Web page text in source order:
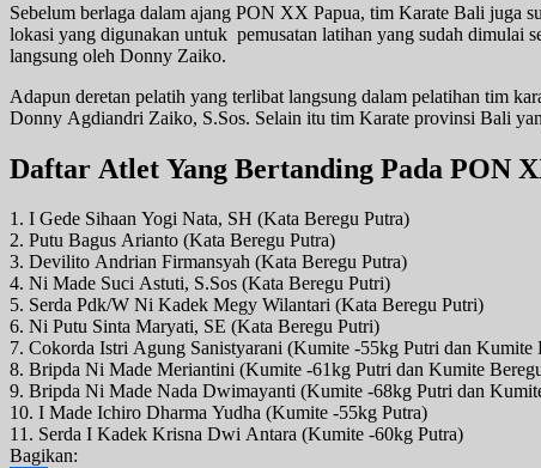
Sebelum berlaga dalam ajang PON XX Papua, tim Karate Bali juga
lokasi yang digunakan untuk pemusatan latihan yang sudah dimulai
langsung oleh Donny Zaiko.
Adapun deretan pelatih yang terlibat langsung dalam pelatihan tim
Donny Agdiandri Zaiko, S.Sos. Selain itu tim Karate provinsi Bali
Daftar Atlet Yang Bertanding Pada PON
1. I Gede Sihaan Yogi Nata, SH (Kata Beregu Putra)
2. Putu Bagus Arianto (Kata Beregu Putra)
3. Devilito Andrian Firmansyah (Kata Beregu Putra)
4. Ni Made Suci Astuti, S.Sos (Kata Beregu Putri)
5. Serda Pdk/W Ni Kadek Megy Wilantari (Kata Beregu Putri)
6. Ni Putu Sinta Maryati, SE (Kata Beregu Putri)
7. Cokorda Istri Agung Sanistyarani (Kumite -55kg Putri dan Kumite
8. Bripda Ni Made Meriantini (Kumite -61kg Putri dan Kumite
9. Bripda Ni Made Nada Dwimayanti (Kumite -68kg Putri dan
10. I Made Ichiro Dharma Yudha (Kumite -55kg Putra)
11. Serda I Kadek Krisna Dwi Antara (Kumite -60kg Putra)
Bagikan: